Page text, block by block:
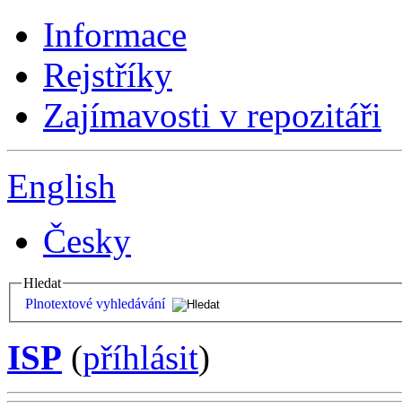
Informace
Rejstříky
Zajímavosti v repozitáři
English
Česky
Hledat
Plnotextové vyhledávání
ISP (příhlásit)